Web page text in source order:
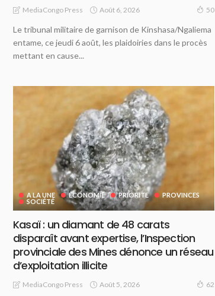
MediaCongo Press Août 6, 2026 50
Le tribunal militaire de garnison de Kinshasa/Ngaliema
entame, ce jeudi 6 août, les plaidoiries dans le procès
mettant en cause...
A LA UNE ECONOMIE PRIORITE
PROVINCES
SOCIÉTÉ
Kasaï : un diamant de 48 carats
disparaît avant expertise, l’Inspection
provinciale des Mines dénonce un réseau
d’exploitation illicite
MediaCongo Press Août 5, 2026 62